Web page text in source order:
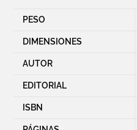
PESO
DIMENSIONES
AUTOR
EDITORIAL
ISBN